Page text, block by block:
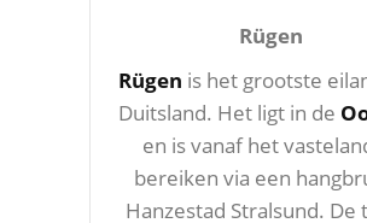
Rügen
Rügen is het grootste
Duitsland. Het ligt in de
en is vanaf het
bereiken via een
Hanzestad Stralsund. De